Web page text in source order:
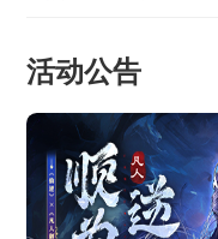
活动公告